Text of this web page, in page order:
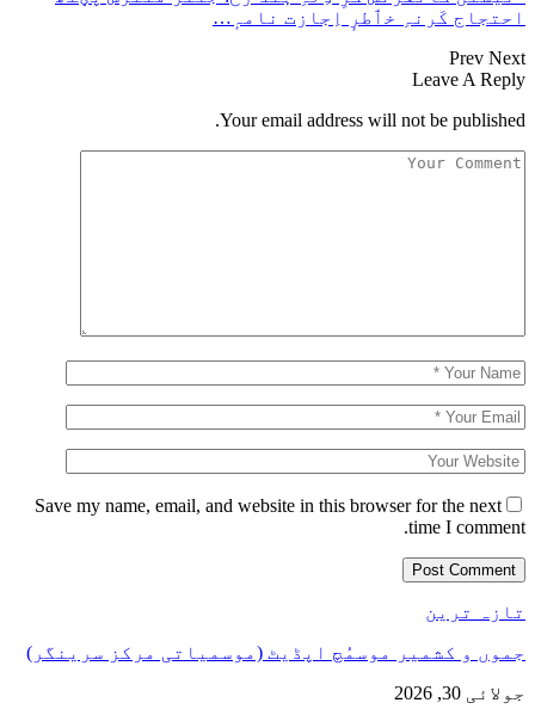
احتجاج کَرنہِ خٲطرٕ اِجازت نامہٕ…
Prev Next
Leave A Reply
Your email address will not be published.
Save my name, email, and website in this browser for the next
time I comment.
تازہ ترین
جموں و کشمیر موسمُچ اپڈیٹ (موسمیاتی مرکز سرینگر)
جولائی 30, 2026